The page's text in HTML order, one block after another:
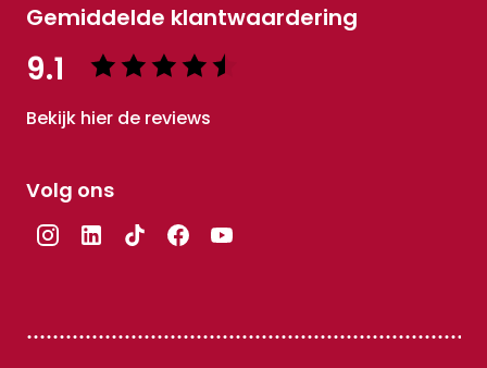
Gemiddelde klantwaardering
9.1
Bekijk hier de reviews
van
5
sterren
Volg ons